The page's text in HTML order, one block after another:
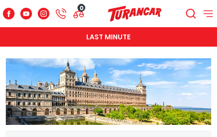
0
LAST MINUTE